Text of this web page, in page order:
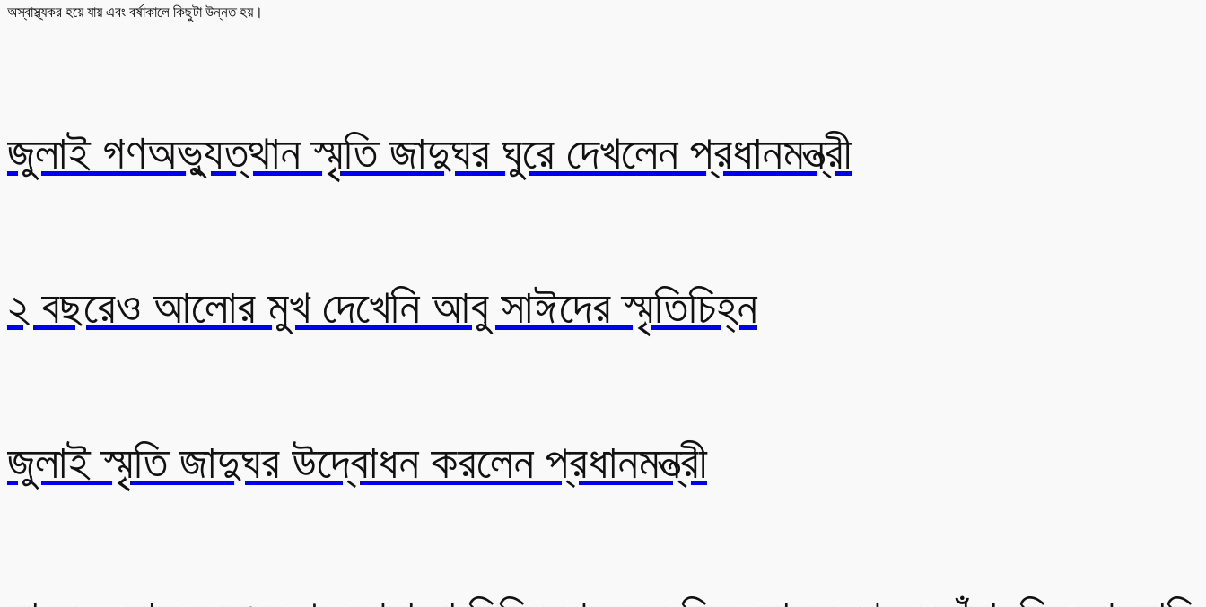
অস্বাস্থ্যকর হয়ে যায় এবং বর্ষাকালে কিছুটা উন্নত হয়।
জুলাই গণঅভ্যুত্থান স্মৃতি জাদুঘর ঘুরে দেখলেন প্রধানমন্ত্রী
২ বছরেও আলোর মুখ দেখেনি আবু সাঈদের স্মৃতিচিহ্ন
জুলাই স্মৃতি জাদুঘর উদ্বোধন করলেন প্রধানমন্ত্রী